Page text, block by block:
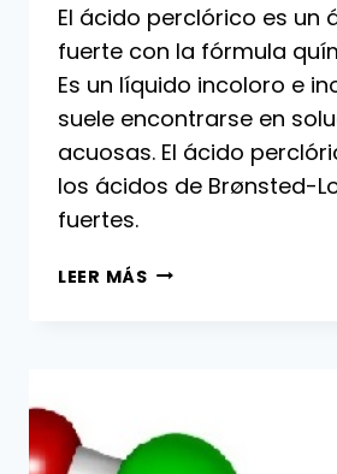
El ácido perclórico es un
fuerte con la fórmula
Es un líquido incoloro e
suele encontrarse en
acuosas. El ácido
los ácidos de Brønsted-
fuertes.
LEER MÁSÁCIDO